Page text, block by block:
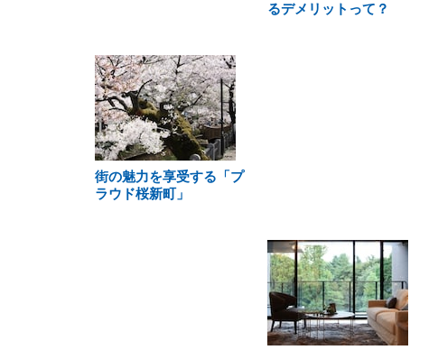
るデメリットって？
街の魅力を享受する「プ
ラウド桜新町」